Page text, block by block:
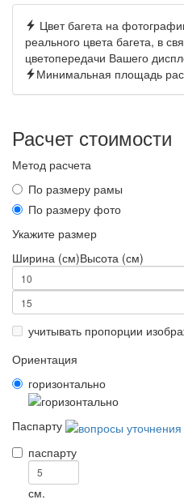
Цвет багета на
реального цвета багета, в
цветопередачи Вашего
Минимальная площадь
Расчет стоимости
Метод расчета
По размеру рамы
По размеру фото
Укажите размер
Ширина (см)Высота (см)
учитывать пропорции
Ориентация
горизонтально
Паспарту
паспарту
см.